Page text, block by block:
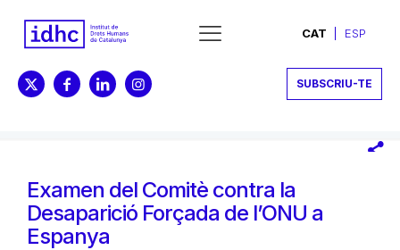
CAT ESP
SUBSCRIU-TE
Examen del Comitè contra la
Desaparició Forçada de l’ONU a
Espanya